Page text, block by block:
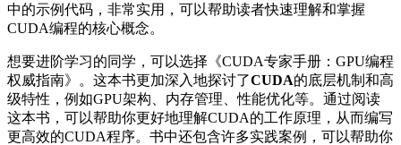
中的示例代码，非常实用，可以帮助读者快速理解和掌握
CUDA编程的核心概念。
想要进阶学习的同学，可以选择《CUDA专家手册：GPU编程
权威指南》。这本书更加深入地探讨了CUDA的底层机制和高
级特性，例如GPU架构、内存管理、性能优化等。通过阅读
这本书，可以帮助你更好地理解CUDA的工作原理，从而编写
更高效的CUDA程序。书中还包含许多实践案例，可以帮助你